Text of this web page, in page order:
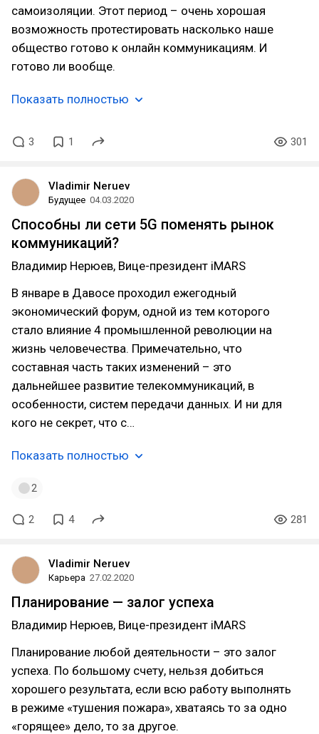
самоизоляции. Этот период – очень хорошая
возможность протестировать насколько наше
общество готово к онлайн коммуникациям. И
готово ли вообще.
Показать полностью
3 1 301
Vladimir Neruev
Будущее 04.03.2020
Способны ли сети 5G поменять рынок
коммуникаций?
Владимир Нерюев, Вице-президент iMARS
В январе в Давосе проходил ежегодный
экономический форум, одной из тем которого
стало влияние 4 промышленной революции на
жизнь человечества. Примечательно, что
составная часть таких изменений – это
дальнейшее развитие телекоммуникаций, в
особенности, систем передачи данных. И ни для
кого не секрет, что с…
Показать полностью
2
2 4 281
Vladimir Neruev
Карьера 27.02.2020
Планирование — залог успеха
Владимир Нерюев, Вице-президент iMARS
Планирование любой деятельности – это залог
успеха. По большому счету, нельзя добиться
хорошего результата, если всю работу выполнять
в режиме «тушения пожара», хватаясь то за одно
«горящее» дело, то за другое.